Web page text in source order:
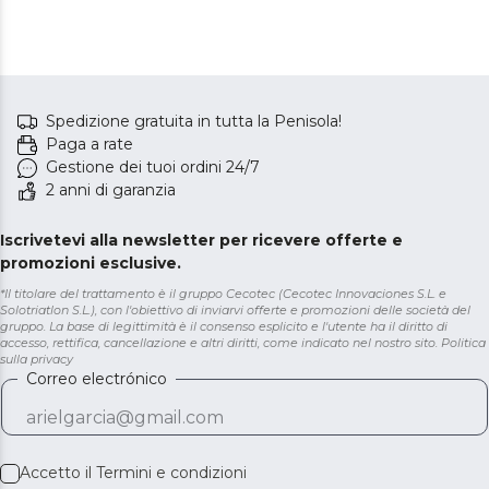
Spedizione gratuita in tutta la Penisola!
Paga a rate
Gestione dei tuoi ordini 24/7
2 anni di garanzia
Iscrivetevi alla newsletter per ricevere offerte e
promozioni esclusive.
*Il titolare del trattamento è il gruppo Cecotec (Cecotec Innovaciones S.L. e
Solotriatlon S.L.), con l'obiettivo di inviarvi offerte e promozioni delle società del
gruppo. La base di legittimità è il consenso esplicito e l'utente ha il diritto di
accesso, rettifica, cancellazione e altri diritti, come indicato nel nostro sito. Politica
sulla privacy
Correo electrónico
Accetto il Termini e condizioni